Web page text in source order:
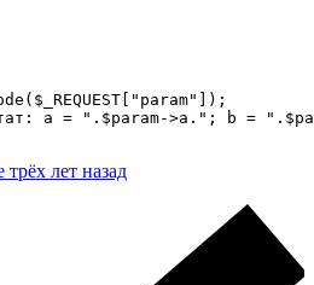
a = ".$param->a."; b =
трёх лет назад